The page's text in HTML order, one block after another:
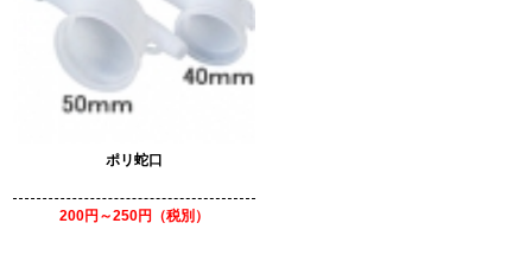
ポリ蛇口
200円～250円（税別）